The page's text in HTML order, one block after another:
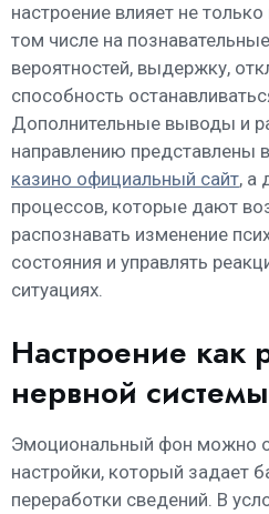
настроение влияет не
том числе на
вероятностей, выдержку,
способность
Дополнительные выводы и
направлению представлены
казино официальный сайт, а
процессов, которые дают
распознавать изменение
состояния и управлять
ситуациях.
Настроение как
нервной системы
Эмоциональный фон можно
настройки, который задает
переработки сведений. В